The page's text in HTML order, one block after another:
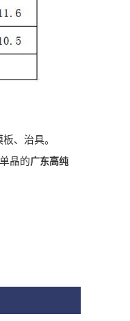
、治具。
晶的广东高纯